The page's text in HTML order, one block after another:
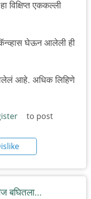
विक्षिप्त एककल्ली
कॅन्व्हास घेऊन आलेली ही
आहे. अधिक लिहिणे
to post
बघितला...